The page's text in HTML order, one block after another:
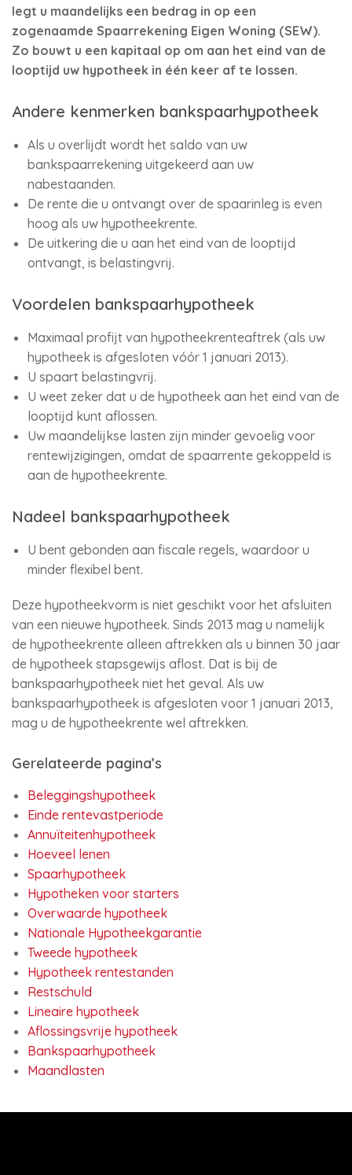
legt u maandelijks een bedrag in op een
zogenaamde Spaarrekening Eigen Woning (SEW).
Zo bouwt u een kapitaal op om aan het eind van de
looptijd uw hypotheek in één keer af te lossen.
Andere kenmerken bankspaarhypotheek
Als u overlijdt wordt het saldo van uw
bankspaarrekening uitgekeerd aan uw
nabestaanden.
De rente die u ontvangt over de spaarinleg is even
hoog als uw hypotheekrente.
De uitkering die u aan het eind van de looptijd
ontvangt, is belastingvrij.
Voordelen bankspaarhypotheek
Maximaal profijt van hypotheekrenteaftrek (als uw
hypotheek is afgesloten vóór 1 januari 2013).
U spaart belastingvrij.
U weet zeker dat u de hypotheek aan het eind van de
looptijd kunt aflossen.
Uw maandelijkse lasten zijn minder gevoelig voor
rentewijzigingen, omdat de spaarrente gekoppeld is
aan de hypotheekrente.
Nadeel bankspaarhypotheek
U bent gebonden aan fiscale regels, waardoor u
minder flexibel bent.
Deze hypotheekvorm is niet geschikt voor het afsluiten
van een nieuwe hypotheek. Sinds 2013 mag u namelijk
de hypotheekrente alleen aftrekken als u binnen 30 jaar
de hypotheek stapsgewijs aflost. Dat is bij de
bankspaarhypotheek niet het geval. Als uw
bankspaarhypotheek is afgesloten voor 1 januari 2013,
mag u de hypotheekrente wel aftrekken.
Gerelateerde pagina’s
Beleggingshypotheek
Einde rentevastperiode
Annuïteitenhypotheek
Hoeveel lenen
Spaarhypotheek
Hypotheken voor starters
Overwaarde hypotheek
Nationale Hypotheekgarantie
Tweede hypotheek
Hypotheek rentestanden
Restschuld
Lineaire hypotheek
Aflossingsvrije hypotheek
Bankspaarhypotheek
Maandlasten